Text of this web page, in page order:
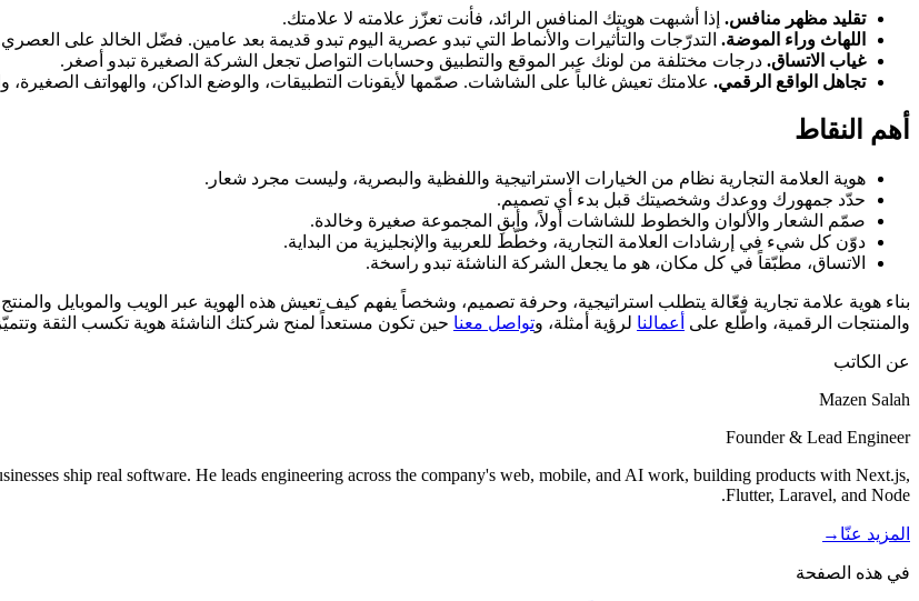
تقليد مظهر منافس. إذا أشبهت هويتك المنافس الرائد، فأنت تعزّز علامته لا علامتك.
اللهاث وراء الموضة. التدرّجات والتأثيرات والأنماط التي تبدو عصرية اليوم تبدو قديمة بعد عامين. فضّل الخالد على
غياب الاتساق. درجات مختلفة من لونك عبر الموقع والتطبيق وحسابات التواصل تجعل الشركة الصغيرة تبدو أصغر.
تجاهل الواقع الرقمي. علامتك تعيش غالباً على الشاشات. صمّمها لأيقونات التطبيقات، والوضع الداكن، والهواتف
أهم النقاط
هوية العلامة التجارية نظام من الخيارات الاستراتيجية واللفظية والبصرية، وليست مجرد شعار.
حدّد جمهورك ووعدك وشخصيتك قبل بدء أي تصميم.
صمّم الشعار والألوان والخطوط للشاشات أولاً، وأبقِ المجموعة صغيرة وخالدة.
دوّن كل شيء في إرشادات العلامة التجارية، وخطّط للعربية والإنجليزية من البداية.
الاتساق، مطبّقاً في كل مكان، هو ما يجعل الشركة الناشئة تبدو راسخة.
بناء هوية علامة تجارية فعّالة يتطلب استراتيجية، وحرفة تصميم، وشخصاً يفهم كيف تعيش هذه الهوية عبر الويب والموبايل
والمنتجات الرقمية، واطّلع على
أعمالنا لرؤية أمثلة، وتواصل معنا حين تكون مستعداً لمنح شركتك الناشئة هوية تكسب الثقة
عن الكاتب
Mazen Salah
Founder & Lead Engineer
ship real software. He leads engineering across the company's web, mobile, and AI work, building products with Next.js,
Flutter, Laravel, and Node.
المزيد عنّا →
في هذه الصفحة